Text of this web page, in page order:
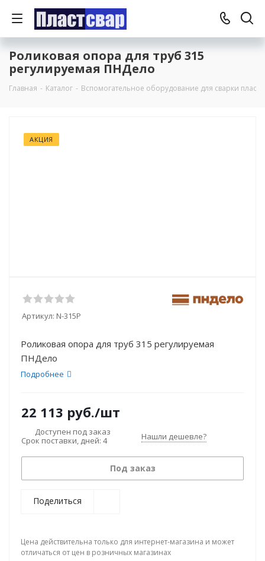
Роликовая опора для труб 315
регулируемая ПНДело
Главная - Каталог - Вспомогательное оборудование для сварки
АКЦИЯ
Артикул: N-315Р
Роликовая опора для труб 315 регулируемая
ПНДело
Подробнее
22 113 руб./шт
Доступен под заказ
Срок поставки, дней: 4
Нашли дешевле?
Под заказ
Поделиться
Цена действительна только для интернет-магазина и может
отличаться от цен в розничных магазинах